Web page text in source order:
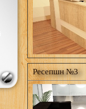
Ресепшн №3